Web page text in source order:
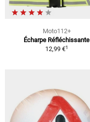
Moto112+
Écharpe Réfléchissante
12,99 €1